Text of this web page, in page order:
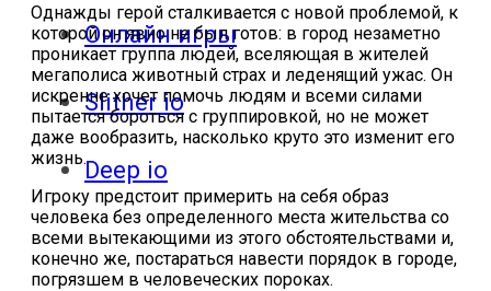
Онлайн игры
Slither io
Deep io
Однажды герой сталкивается с новой проблемой, к
которой он явно не был готов: в город незаметно
проникает группа людей, вселяющая в жителей
мегаполиса животный страх и леденящий ужас. Он
искренне хочет помочь людям и всеми силами
пытается бороться с группировкой, но не может
даже вообразить, насколько круто это изменит его
жизнь.
Игроку предстоит примерить на себя образ
человека без определенного места жительства со
всеми вытекающими из этого обстоятельствами и,
конечно же, постараться навести порядок в городе,
погрязшем в человеческих пороках.